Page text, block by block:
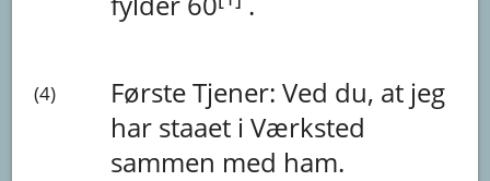
(4) Første Tjener:Ved du, at jeg
har staaet iVærksted
sammen med ham.